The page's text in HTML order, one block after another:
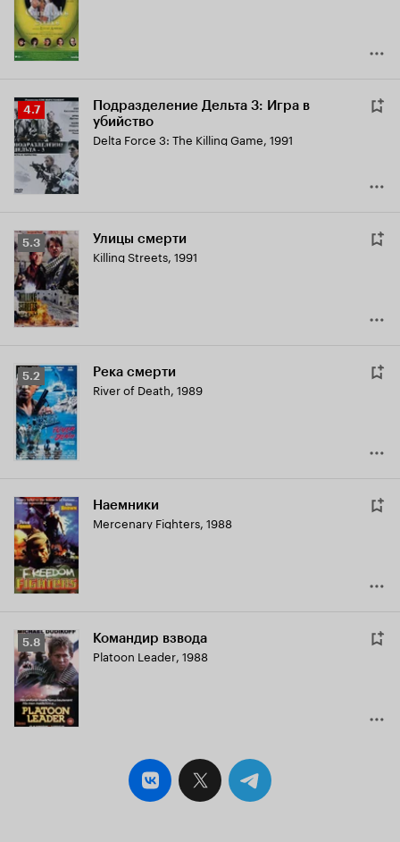
Рейтинг
Кинопоиска
4.7
4.7
Подразделение Дельта 3: Игра в
убийство
Delta Force 3: The Killing Game, 1991
Рейтинг
Кинопоиска
5.3
5.3 Улицы смерти
Killing Streets, 1991
Рейтинг
Кинопоиска
5.2
5.2 Река смерти
River of Death, 1989
Наемники
Mercenary Fighters, 1988
Рейтинг
Кинопоиска
5.8
5.8 Командир взвода
Platoon Leader, 1988